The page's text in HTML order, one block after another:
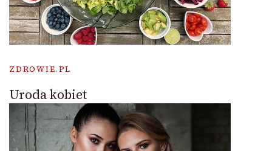
ZDROWIE.PL
Uroda kobiet